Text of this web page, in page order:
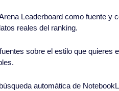
Leaderboard como fuente y
reales del ranking.
sobre el estilo que quieres
automática de